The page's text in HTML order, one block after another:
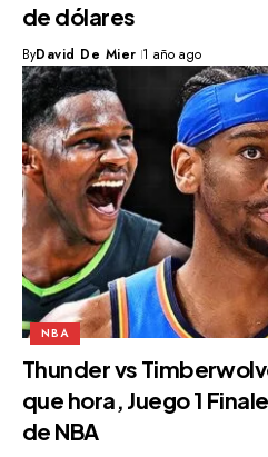
de dólares
ByDavid De Mier 1 año ago
NBA
Thunder vs
que hora, Juego 1
de NBA